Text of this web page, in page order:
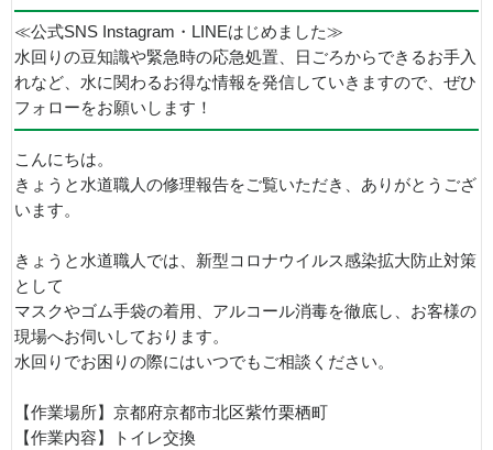
≪公式SNS Instagram・LINEはじめました≫
水回りの豆知識や緊急時の応急処置、日ごろからできるお手入
れなど、水に関わるお得な情報を発信していきますので、ぜひ
フォローをお願いします！
こんにちは。
きょうと水道職人の修理報告をご覧いただき、ありがとうござ
います。
きょうと水道職人では、新型コロナウイルス感染拡大防止対策
として
マスクやゴム手袋の着用、アルコール消毒を徹底し、お客様の
現場へお伺いしております。
水回りでお困りの際にはいつでもご相談ください。
【作業場所】京都府京都市北区紫竹栗栖町
【作業内容】トイレ交換